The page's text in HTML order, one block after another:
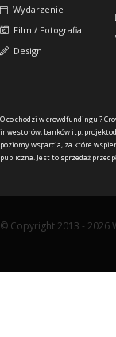
Wydarzenie
Film / Fotografia
Design
O co chodzi w crowdfundingu ?
inwestorów, banków itp.
poziomy wsparcia, za które
publiczna. Jest to sprzedaż
© Copyright 2013 - 2026